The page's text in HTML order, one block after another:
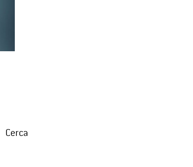
Cerca